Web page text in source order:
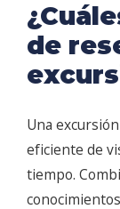
de
Una
eficiente de
tiempo.